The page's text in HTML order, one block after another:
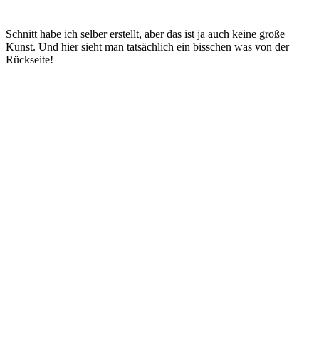
Schnitt habe ich selber erstellt, aber das ist ja auch keine große
Kunst. Und hier sieht man tatsächlich ein bisschen was von der
Rückseite!